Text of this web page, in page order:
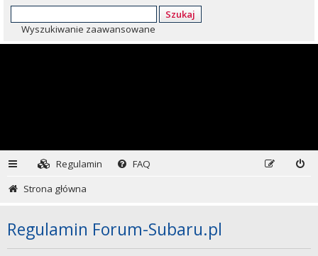
Szukaj
Wyszukiwanie zaawansowane
Regulamin
FAQ
Strona główna
Regulamin Forum-Subaru.pl